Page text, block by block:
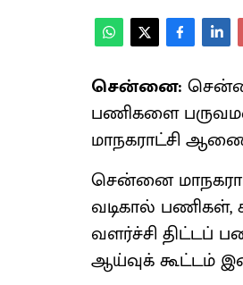
சென்னை:
பணிகளை
மாநகராட்சி
சென்னை
வடிகால்
வளர்ச்சி திட்டப்
ஆய்வுக் கூட்டம்